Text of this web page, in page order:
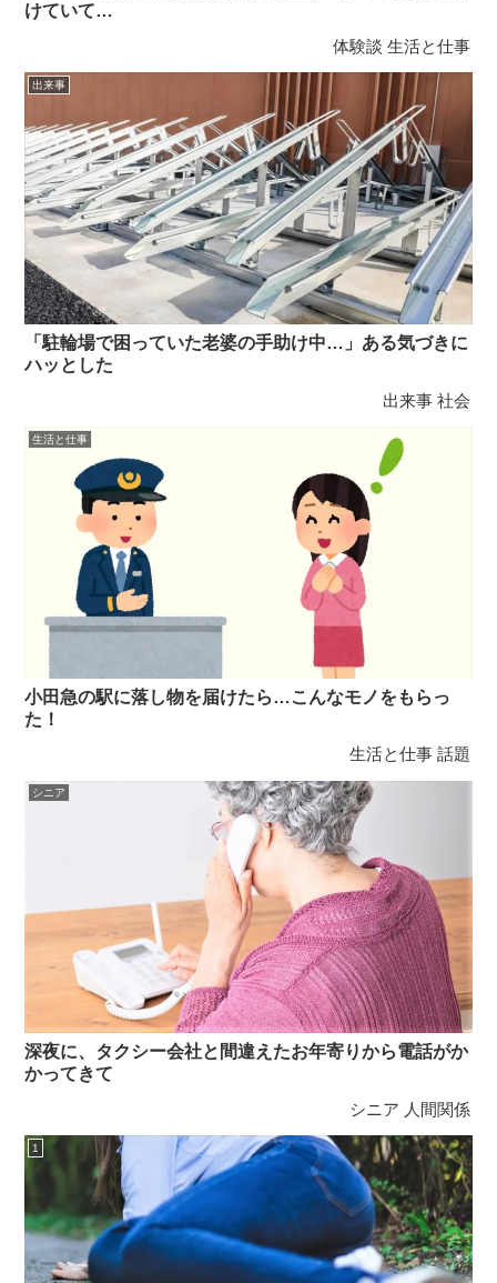
けていて…
体験談 生活と仕事
出来事
「駐輪場で困っていた老婆の手助け中…」ある気づきに
ハッとした
出来事 社会
生活と仕事
小田急の駅に落し物を届けたら…こんなモノをもらっ
た！
生活と仕事 話題
シニア
深夜に、タクシー会社と間違えたお年寄りから電話がか
かってきて
シニア 人間関係
1